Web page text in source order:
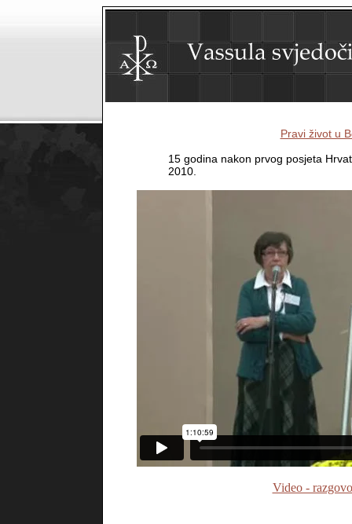
Pravi život u
15 godina nakon prvog posjeta
2010.
Video -